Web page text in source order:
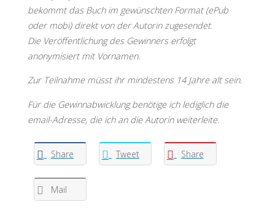
bekommt das Buch im gewünschten Format (ePub
oder mobi) direkt von der Autorin zugesendet.
Die Veröffentlichung des Gewinners erfolgt
anonymisiert mit Vornamen.
Zur Teilnahme müsst ihr mindestens 14 Jahre alt sein.
Für die Gewinnabwicklung benötige ich lediglich die
email-Adresse, die ich an die Autorin weiterleite.
Share Tweet Share
Mail